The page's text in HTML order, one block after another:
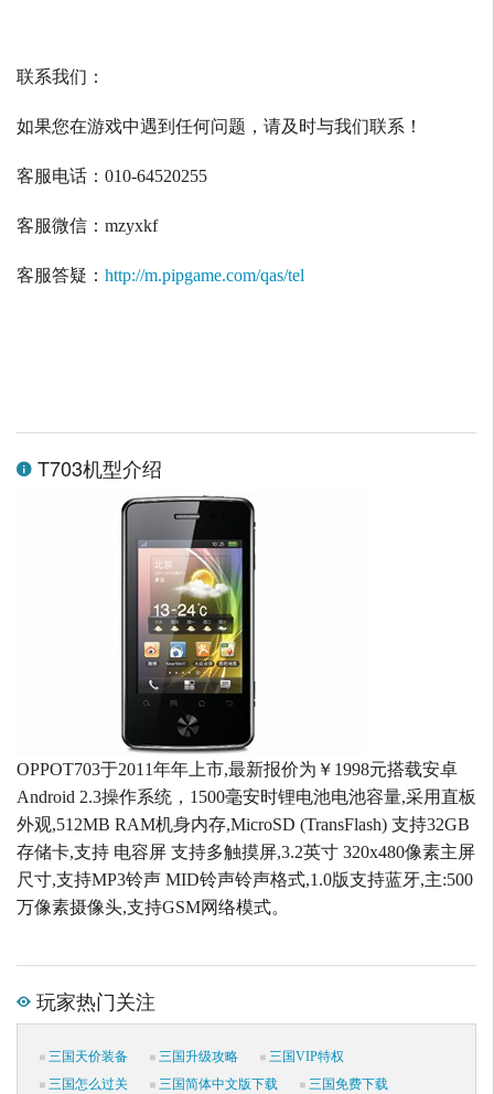
联系我们：
如果您在游戏中遇到任何问题，请及时与我们联系！
客服电话： 010-64520255
客服微信： mzyxkf
客服答疑： http://m.pipgame.com/qas/tel
T703机型介绍
OPPOT703于2011年年上市,最新报价为￥1998元搭载安卓
Android 2.3操作系统，1500毫安时锂电池电池容量,采用直板
外观,512MB RAM机身内存,MicroSD (TransFlash) 支持32GB
存储卡,支持 电容屏 支持多触摸屏,3.2英寸 320x480像素主屏
尺寸,支持MP3铃声 MID铃声铃声格式,1.0版支持蓝牙,主:500
万像素摄像头,支持GSM网络模式。
玩家热门关注
三国天价装备 三国升级攻略
三国VIP特权
三国怎么过关
三国简体中文版下载
三国免费下载